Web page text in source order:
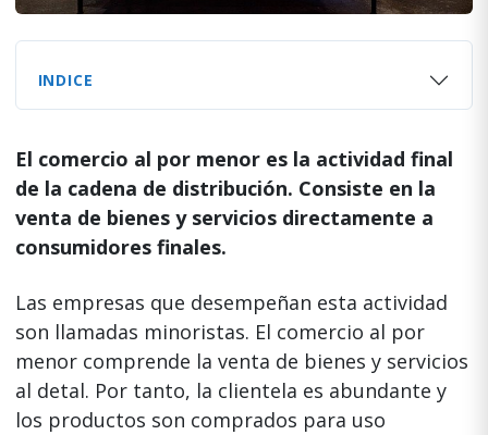
INDICE
El comercio al por menor es la actividad final
de la cadena de distribución. Consiste en la
venta de bienes y servicios directamente a
consumidores finales.
Las empresas que desempeñan esta actividad
son llamadas minoristas. El comercio al por
menor comprende la venta de bienes y servicios
al detal. Por tanto, la clientela es abundante y
los productos son comprados para uso